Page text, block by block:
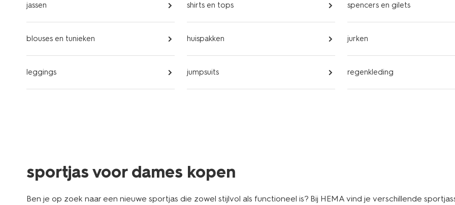
jassen shirts en tops spencers en gilets
blouses en tunieken huispakken jurken
leggings jumpsuits regenkleding
sportjas voor dames kopen
Ben je op zoek naar een nieuwe sportjas die zowel stijlvol als functioneel is? Bij HEMA vind je verschillende